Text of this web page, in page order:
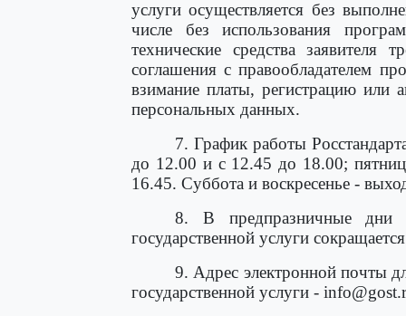
услуги осуществляется без
числе без использования
технические средства заявителя
соглашения с правообладателем
взимание платы, регистрацию или
персональных данных.
7. График работы
до 12.00 и с 12.45 до 18.00;
16.45. Суббота и воскресенье -
8. В предпразничные дни
государственной услуги
9. Адрес электронной почты
государственной услуги -